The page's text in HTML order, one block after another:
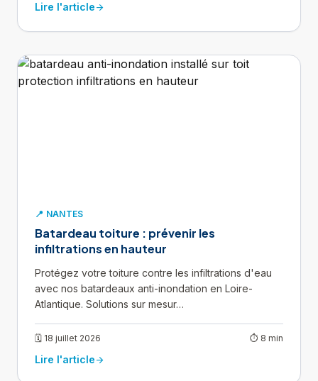
Lire l'articlearrow_forward
📍 NANTES
Batardeau toiture : prévenir les
infiltrations en hauteur
Protégez votre toiture contre les infiltrations d'eau
avec nos batardeaux anti-inondation en Loire-
Atlantique. Solutions sur mesur…
🗓 18 juillet 2026 ⏱ 8 min
Lire l'articlearrow_forward